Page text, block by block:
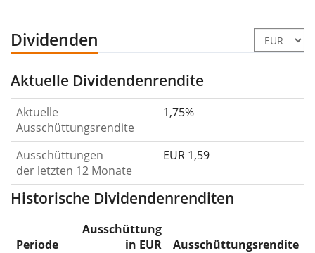
Dividenden
Aktuelle Dividendenrendite
Aktuelle
Ausschüttungsrendite
1,75%
Ausschüttungen
der letzten 12 Monate
EUR 1,59
Historische Dividendenrenditen
Periode
Ausschüttung
in EUR
Ausschüttungsrendite